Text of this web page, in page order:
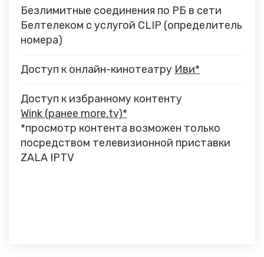
Безлимитные соединения по РБ в сети
Белтелеком с услугой CLIP (определитель
номера)
Доступ к онлайн-кинотеатру Иви*
Доступ к избранному контенту
Wink (ранее more.tv)*
*просмотр контента возможен только
посредством телевизионной приставки
ZALA IPTV